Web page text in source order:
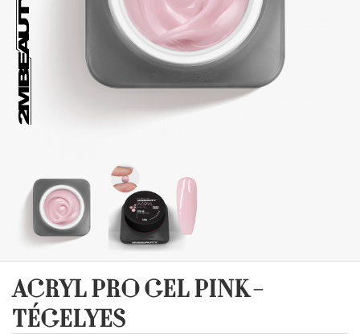
ACRYL PRO GEL PINK -
TÉGELYES